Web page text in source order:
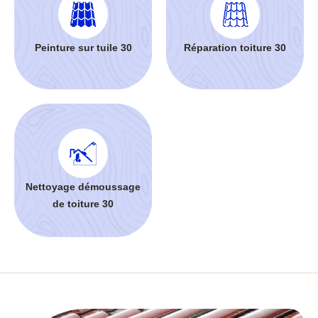
Peinture sur tuile 30 Réparation toiture 30
Nettoyage démoussage
de toiture 30